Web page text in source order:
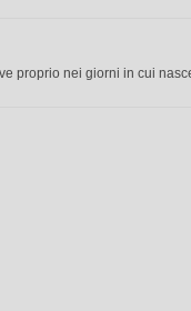
proprio nei giorni in cui